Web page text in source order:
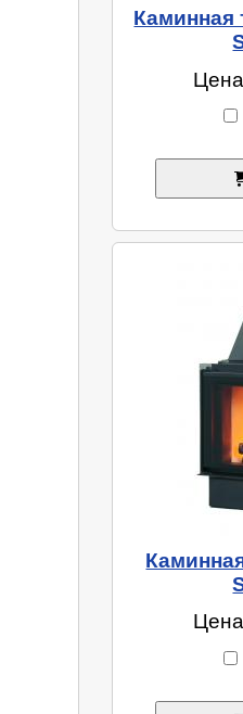
Каминная